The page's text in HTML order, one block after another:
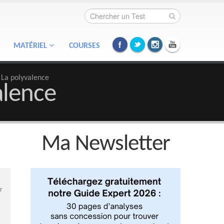
MATÉRIEL COURSES
polyvalence
Ma Newsletter